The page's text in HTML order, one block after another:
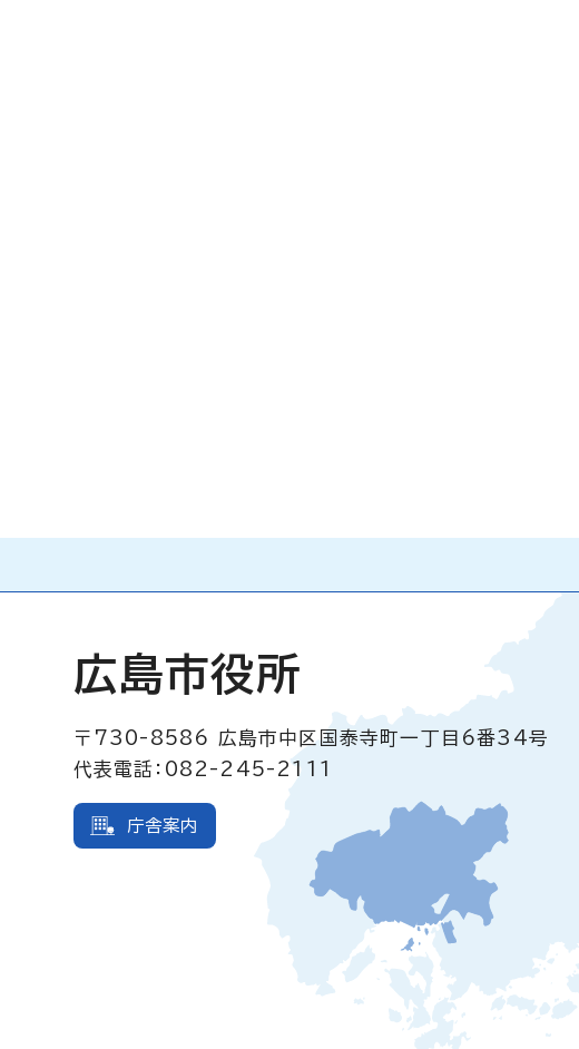
広島市役所
〒730-8586
広島市中区国泰寺町一丁目6番34号
代表電話：082-245-2111
庁舎案内